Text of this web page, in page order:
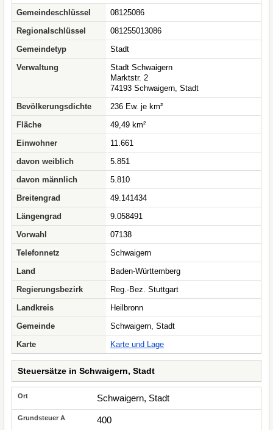
Gemeindeschlüssel
08125086
Regionalschlüssel
081255013086
Gemeindetyp
Stadt
Verwaltung
Stadt Schwaigern
Marktstr. 2
74193 Schwaigern, Stadt
Bevölkerungsdichte
236 Ew. je km²
Fläche
49,49 km²
Einwohner
11.661
davon weiblich
5.851
davon männlich
5.810
Breitengrad
49.141434
Längengrad
9.058491
Vorwahl
07138
Telefonnetz
Schwaigern
Land
Baden-Württemberg
Regierungsbezirk
Reg.-Bez. Stuttgart
Landkreis
Heilbronn
Gemeinde
Schwaigern, Stadt
Karte
Karte und Lage
Steuersätze in Schwaigern, Stadt
Schwaigern, Stadt
400